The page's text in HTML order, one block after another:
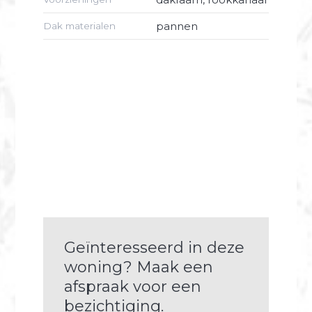
vlizotrap.
Aanvaarding: in overleg.
Dak materialen pannen
Geïnteresseerd in deze
woning? Maak een
afspraak voor een
bezichtiging.